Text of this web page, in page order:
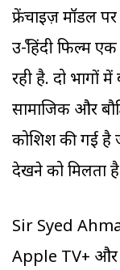
फ्रेंचाइज़ मॉडल
उर्दू-हिंदी फिल्म
रही है. दो भागों
सामाजिक और
कोशिश की गई है
देखने को मिलता
Sir Syed
Apple TV+ और